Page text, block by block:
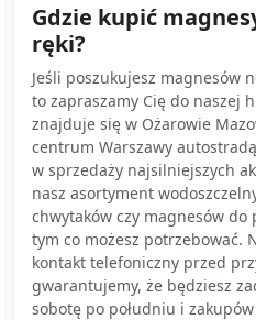
Gdzie kupić
ręki?
Jeśli poszukujesz magnesów
to zapraszamy Cię do naszej
znajduje się w Ożarowie
centrum Warszawy
w sprzedaży najsilniejszych
nasz asortyment
chwytaków czy magnesów
tym co możesz potrzebować.
kontakt telefoniczny przed
gwarantujemy, że będziesz
sobotę po południu i